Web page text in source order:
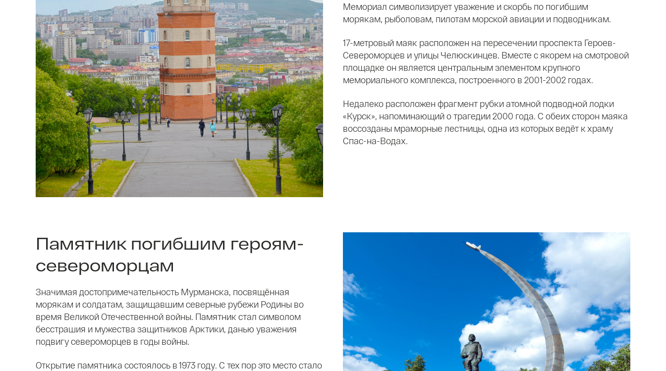
Мемориал символизирует уважение и скорбь по погибшим
морякам, рыболовам, пилотам морской авиации и подводникам.
17-метровый маяк расположен на пересечении проспекта Героев-
Североморцев и улицы Челюскинцев. Вместе с якорем на смотровой
площадке он является центральным элементом крупного
мемориального комплекса, построенного в 2001-2002 годах.
Недалеко расположен фрагмент рубки атомной подводной лодки
«Курск», напоминающий о трагедии 2000 года. С обеих сторон маяка
воссозданы мраморные лестницы, одна из которых ведёт к храму
Спас-на-Водах.
Памятник погибшим героям-
североморцам
Значимая достопримечательность Мурманска, посвящённая
морякам и солдатам, защищавшим северные рубежи Родины во
время Великой Отечественной войны. Памятник стал символом
бесстрашия и мужества защитников Арктики, данью уважения
подвигу североморцев в годы войны.
Открытие памятника состоялось в 1973 году. С тех пор это место стало